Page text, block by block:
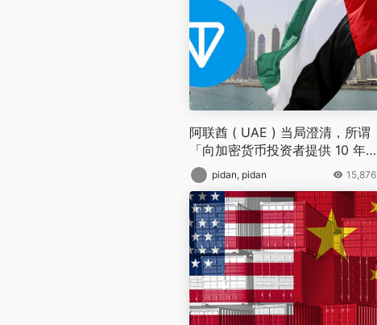
阿联酋 ( UAE ) 当局澄清，所谓
「向加密货币投资者提供 10 年
黄金居留权」的消息系虚假信息
pidan, pidan 15,876